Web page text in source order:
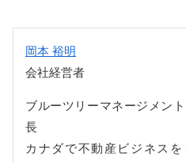
岡本 裕明
会社経営者
ブルーツリーマネージメン
長
カナダで不動産ビジネスを